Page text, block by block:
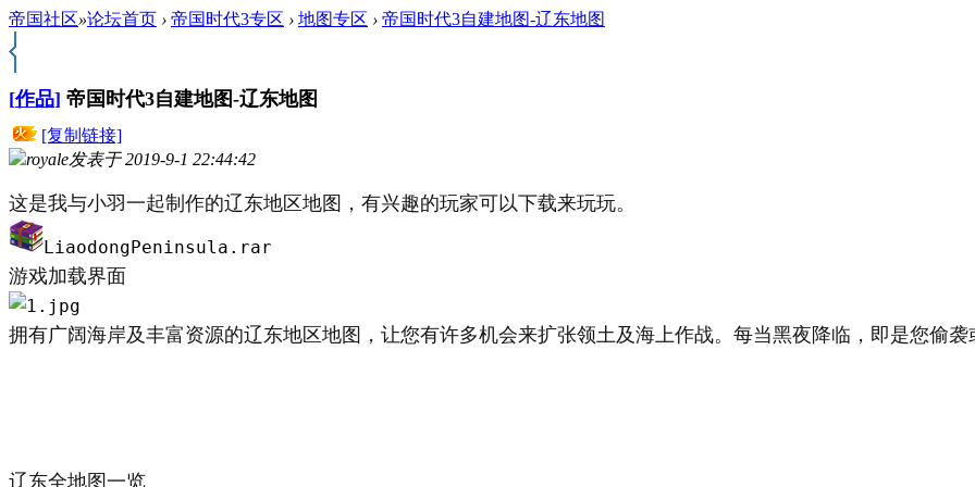
帝国社区»论坛首页 › 帝国时代3专区 › 地图专区 › 帝国时代3自建地图-辽东地图
[作品] 帝国时代3自建地图-辽东地图
[复制链接]
royale发表于 2019-9-1 22:44:42
这是我与小羽一起制作的辽东地区地图，有兴趣的玩家可以下载来玩玩。
LiaodongPeninsula.rar
游戏加载界面
拥有广阔海岸及丰富资源的辽东地区地图，让您有许多机会来扩张领土及海上作战。每当黑夜降临，即是您
辽东全地图一览